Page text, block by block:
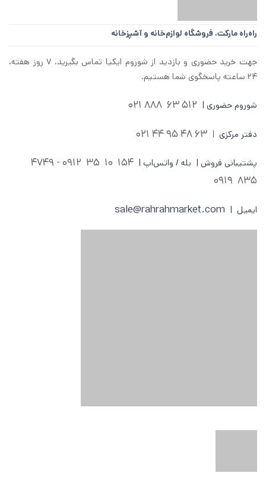
راه‌راه مارکت، فروشگاه لوازم‌خانه و آشپزخانه
جهت خرید حضوری و بازدید از شوروم ایکیا تماس بگیرید. ۷ روز هفته،
۲۴ ساعته پاسخگوی شما هستیم.
شوروم حضوری | 512 63 888 021
دفتر مرکزی |
63 48 95 44 021
پشتیبانی فروش | بله / واتس‌اپ | 154 10 35
835 0919
ایمیل | sale@rahrahmarket.com